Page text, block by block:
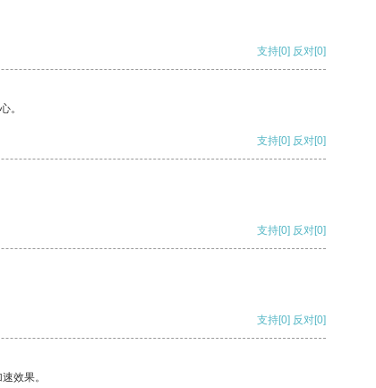
支持[0] 反对[0]
。
支持[0] 反对[0]
支持[0] 反对[0]
支持[0] 反对[0]
效果。